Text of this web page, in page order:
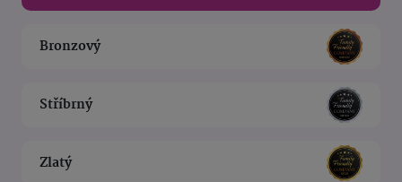
Bronzový
Stříbrný
Zlatý